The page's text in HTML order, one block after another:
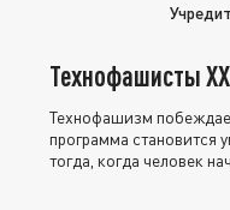
Технофашисты
Технофашизм
программа становится
тогда, когда человек